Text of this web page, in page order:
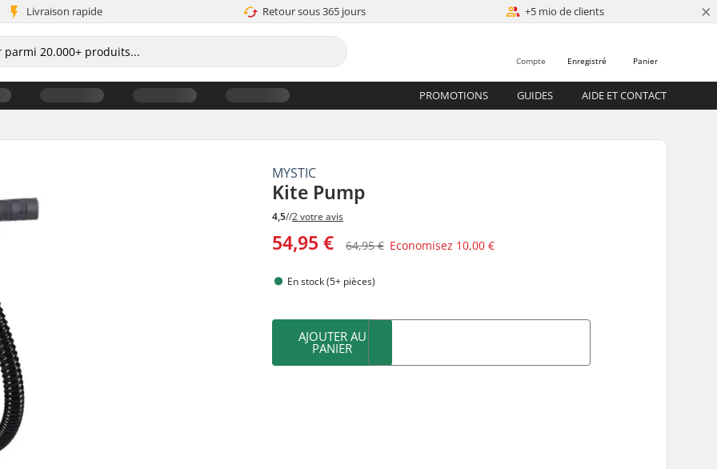
Livraison rapide Retour sous 365 jours +5 mio de clients ×
Panier
Enregistré
Compte
PROMOTIONS GUIDES AIDE ET CONTACT
MYSTIC
Kite Pump
4,5//2 votre avis
54,95 € 64,95 € Economisez 10,00 €
En stock (5+ pièces)
AJOUTER AU
PANIER